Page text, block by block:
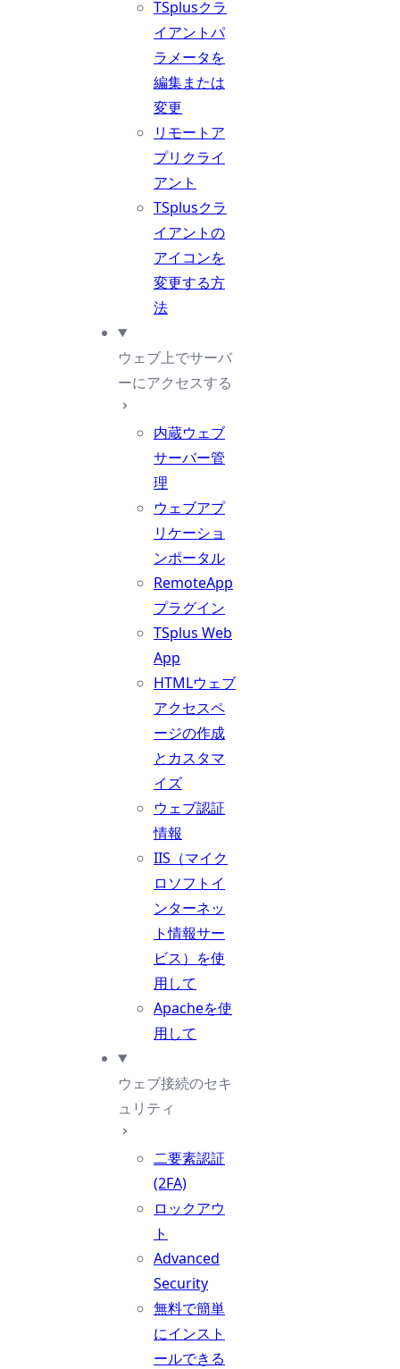
TSplusクラ
イアントパ
ラメータを
編集または
変更
リモートア
プリクライ
アント
TSplusクラ
イアントの
アイコンを
変更する方
法
ウェブ上でサーバ
ーにアクセスする
内蔵ウェブ
サーバー管
理
ウェブアプ
リケーショ
ンポータル
RemoteApp
プラグイン
TSplus Web
App
HTMLウェブ
アクセスペ
ージの作成
とカスタマ
イズ
ウェブ認証
情報
IIS（マイク
ロソフトイ
ンターネッ
ト情報サー
ビス）を使
用して
Apacheを使
用して
ウェブ接続のセキ
ュリティ
二要素認証
(2FA)
ロックアウ
ト
Advanced
Security
無料で簡単
にインスト
ールできる